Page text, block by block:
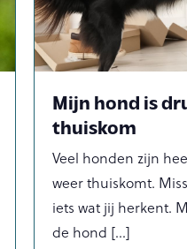
Mijn hond is
thuiskom
Veel honden zijn
weer thuiskomt.
iets wat jij herkent.
de hond